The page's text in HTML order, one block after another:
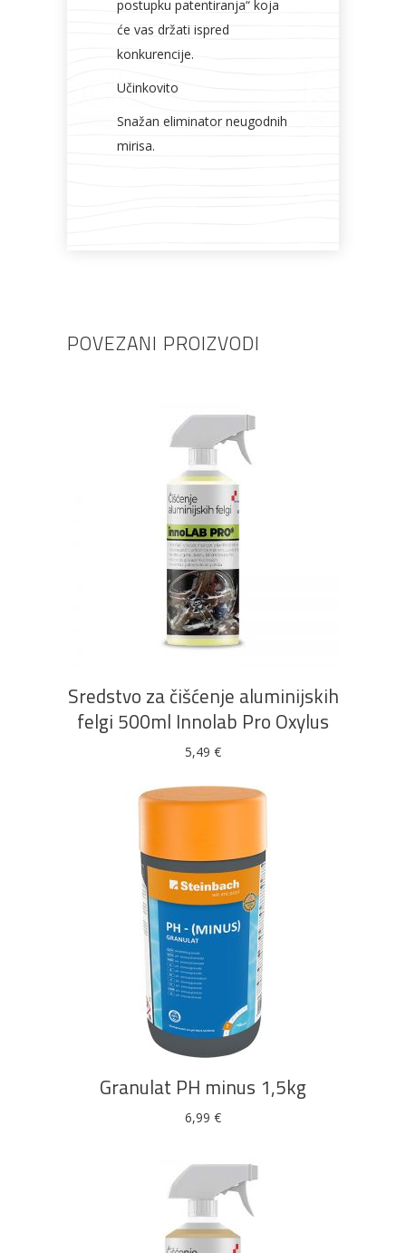
postupku patentiranja“ koja
će vas držati ispred
konkurencije.
Učinkovito
Snažan eliminator neugodnih
mirisa.
POVEZANI PROIZVODI
DODAJ U KOŠARICU
Sredstvo za čišćenje aluminijskih
felgi 500ml Innolab Pro Oxylus
5,49 €
DODAJ U KOŠARICU
Granulat PH minus 1,5kg
6,99 €